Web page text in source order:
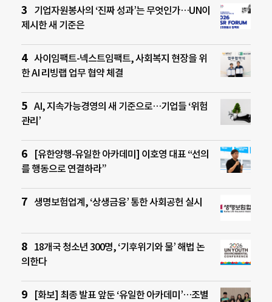
기업자원봉사의 ‘진짜 성과’는 무엇인가…UN이
제시한 새 기준은
사이임팩트-넥스트임팩트, 사회복지 현장을 위
한 AI 리빙랩 업무 협약 체결
AI, 지속가능경영의 새 기준으로…기업들 ‘위험
관리’
[유한양행-유일한 아카데미] 이호영 대표 “선의
를 행동으로 연결하라”
생명보험업계, ‘상생금융’ 통한 사회공헌 실시
18개국 청소년 300명, ‘기후위기와 물’ 해법 논
의한다
[화보] 최종 발표 앞둔 ‘유일한 아카데미’…조별